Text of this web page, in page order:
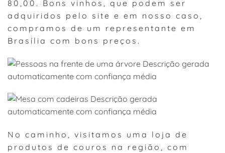
80,00. Bons vinhos, que podem ser
adquiridos pelo site e em nosso caso,
compramos de um representante em
Brasília com bons preços.
No caminho, visitamos uma loja de
produtos de couros na região, com